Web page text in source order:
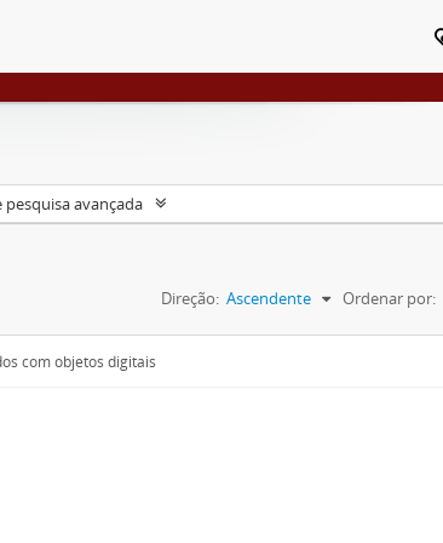
pesquisa avançada
Ordenar por:
Direção: Ascendente
com objetos digitais